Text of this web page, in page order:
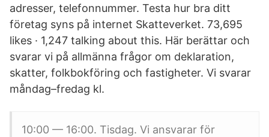
adresser, telefonnummer. Testa hur bra ditt
företag syns på internet Skatteverket. 73,695
likes · 1,247 talking about this. Här berättar och
svarar vi på allmänna frågor om deklaration,
skatter, folkbokföring och fastigheter. Vi svarar
måndag–fredag kl.
10:00 — 16:00. Tisdag. Vi ansvarar för